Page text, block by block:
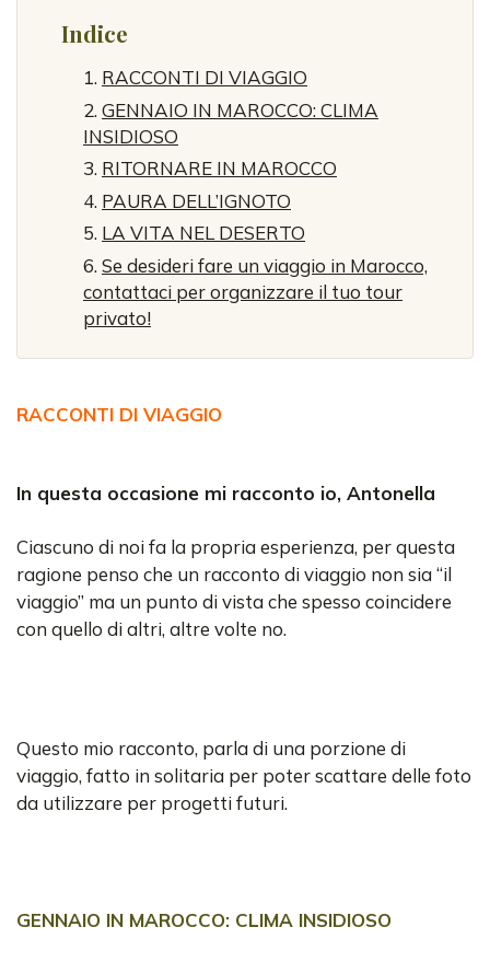
Indice
RACCONTI DI VIAGGIO
GENNAIO IN MAROCCO: CLIMA
INSIDIOSO
RITORNARE IN MAROCCO
PAURA DELL’IGNOTO
LA VITA NEL DESERTO
Se desideri fare un viaggio in Marocco,
contattaci per organizzare il tuo tour
privato!
RACCONTI DI VIAGGIO
In questa occasione mi racconto io, Antonella
Ciascuno di noi fa la propria esperienza, per questa
ragione penso che un racconto di viaggio non sia “il
viaggio” ma un punto di vista che spesso coincidere
con quello di altri, altre volte no.
Questo mio racconto, parla di una porzione di
viaggio, fatto in solitaria per poter scattare delle foto
da utilizzare per progetti futuri.
GENNAIO IN MAROCCO: CLIMA INSIDIOSO